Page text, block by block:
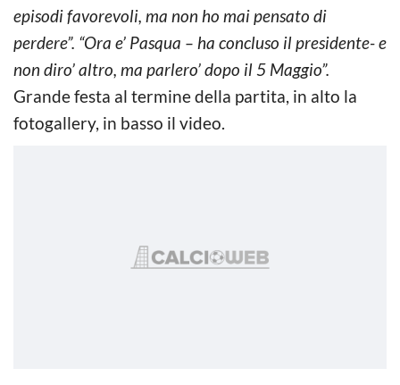
episodi favorevoli, ma non ho mai pensato di
perdere”. “Ora e’ Pasqua – ha concluso il presidente- e
non diro’ altro, ma parlero’ dopo il 5 Maggio”.
Grande festa al termine della partita, in alto la
fotogallery, in basso il video.